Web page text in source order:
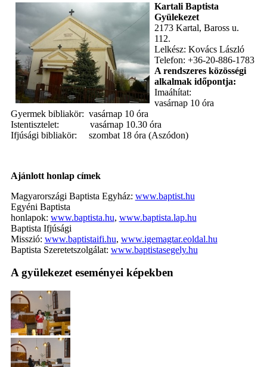
Kartali Baptista
Gyülekezet
2173 Kartal, Baross u.
112.
Lelkész: Kovács László
Telefon: +36-20-886-1783
A rendszeres közösségi
alkalmak időpontja:
Imaáhítat:
vasárnap 10 óra
Gyermek bibliakör: vasárnap 10 óra
Istentisztelet: vasárnap 10.30 óra
Ifjúsági bibliakör: szombat 18 óra (Aszódon)
Ajánlott honlap címek
Magyarországi Baptista Egyház: www.baptist.hu
Egyéni Baptista
honlapok: www.baptista.hu, www.baptista.lap.hu
Baptista Ifjúsági
Misszió: www.baptistaifi.hu, www.igemagtar.eoldal.hu
Baptista Szeretetszolgálat: www.baptistasegely.hu
A gyülekezet eseményei képekben